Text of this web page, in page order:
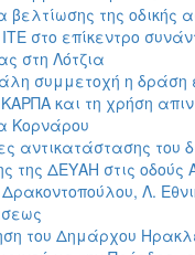
βελτίωσης της οδικής
στο επίκεντρο
στη Λότζια
συμμετοχή η δράση
και τη χρήση
Κορνάρου
αντικατάστασης του
της ΔΕΥΑΗ στις οδούς
Λ.
του Δημάρχου